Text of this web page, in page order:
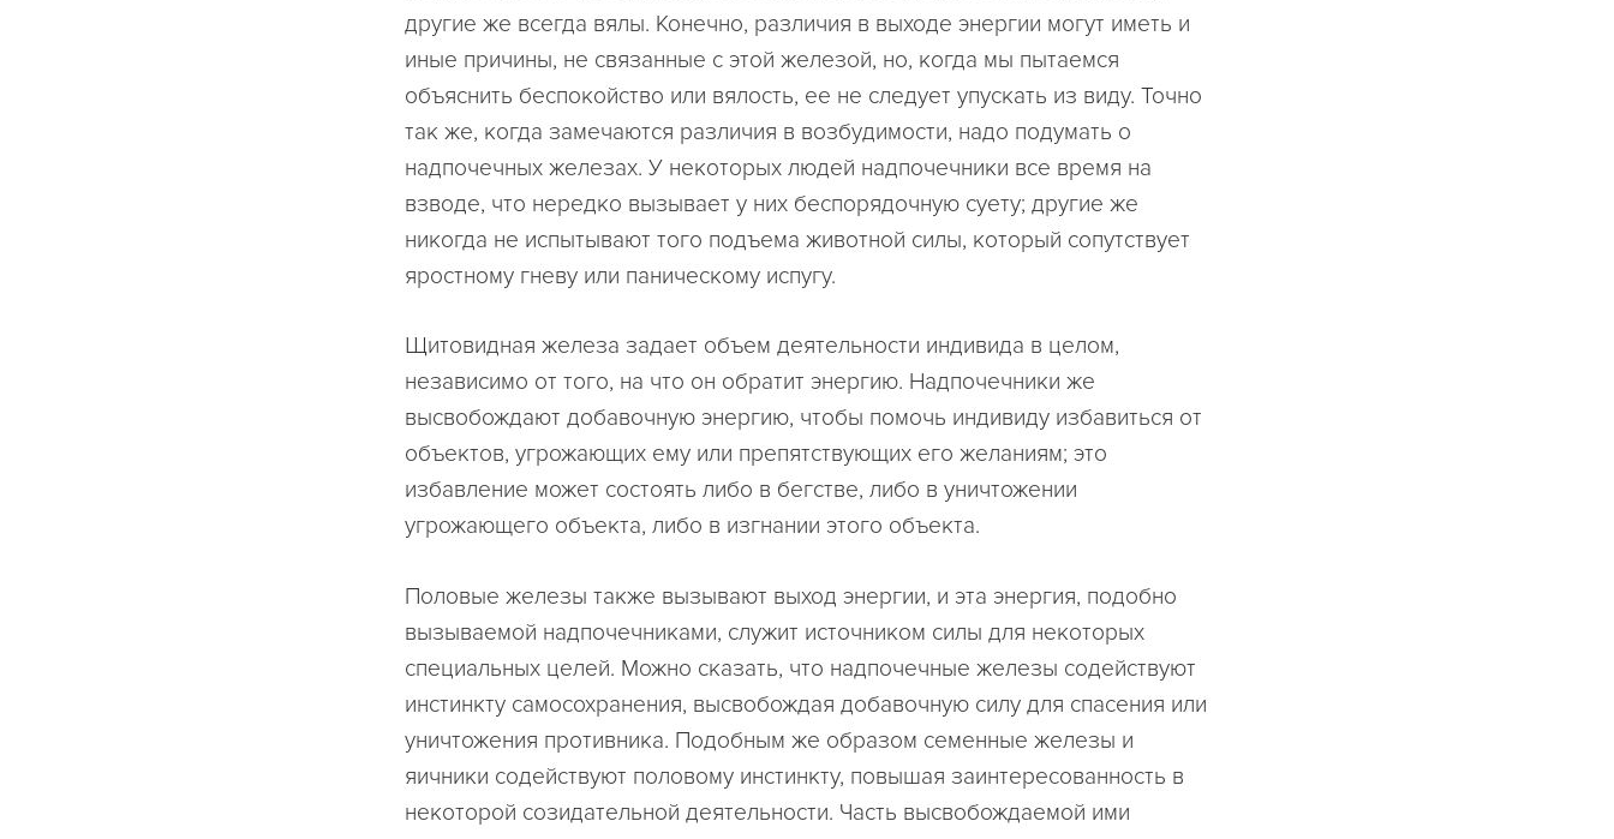
другие же всегда вялы. Конечно, различия в выходе энергии могут иметь и
иные причины, не связанные с этой железой, но, когда мы пытаемся
объяснить беспокойство или вялость, ее не следует упускать из виду. Точно
так же, когда замечаются различия в возбудимости, надо подумать о
надпочечных железах. У некоторых людей надпочечники все время на
взводе, что нередко вызывает у них беспорядочную суету; другие же
никогда не испытывают того подъема животной силы, который сопутствует
яростному гневу или паническому испугу.
Щитовидная железа задает объем деятельности индивида в целом,
независимо от того, на что он обратит энергию. Надпочечники же
высвобождают добавочную энергию, чтобы помочь индивиду избавиться от
объектов, угрожающих ему или препятствующих его желаниям; это
избавление может состоять либо в бегстве, либо в уничтожении
угрожающего объекта, либо в изгнании этого объекта.
Половые железы также вызывают выход энергии, и эта энергия, подобно
вызываемой надпочечниками, служит источником силы для некоторых
специальных целей. Можно сказать, что надпочечные железы содействуют
инстинкту самосохранения, высвобождая добавочную силу для спасения или
уничтожения противника. Подобным же образом семенные железы и
яичники содействуют половому инстинкту, повышая заинтересованность в
некоторой созидательной деятельности. Часть высвобождаемой ими